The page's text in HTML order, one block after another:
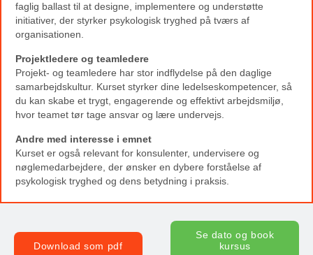
faglig ballast til at designe, implementere og understøtte
initiativer, der styrker psykologisk tryghed på tværs af
organisationen.
Projektledere og teamledere
Projekt- og teamledere har stor indflydelse på den daglige
samarbejdskultur. Kurset styrker dine ledelseskompetencer, så
du kan skabe et trygt, engagerende og effektivt arbejdsmiljø,
hvor teamet tør tage ansvar og lære undervejs.
Andre med interesse i emnet
Kurset er også relevant for konsulenter, undervisere og
nøglemedarbejdere, der ønsker en dybere forståelse af
psykologisk tryghed og dens betydning i praksis.
Download som pdf
Se dato og book
kursus